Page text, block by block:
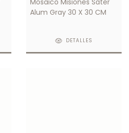
Alum Gray 30 X 30 CM
DETALLES